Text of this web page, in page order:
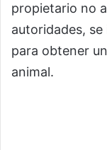
propietario no
autoridades,
para obtener
animal.